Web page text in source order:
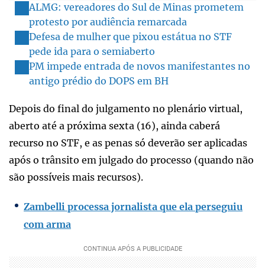
ALMG: vereadores do Sul de Minas prometem
protesto por audiência remarcada
Defesa de mulher que pixou estátua no STF
pede ida para o semiaberto
PM impede entrada de novos manifestantes no
antigo prédio do DOPS em BH
Depois do final do julgamento no plenário virtual,
aberto até a próxima sexta (16), ainda caberá
recurso no STF, e as penas só deverão ser aplicadas
após o trânsito em julgado do processo (quando não
são possíveis mais recursos).
Zambelli processa jornalista que ela perseguiu
com arma